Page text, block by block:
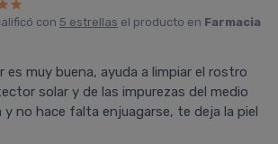
con 5 estrellas el producto en Farmacia
es muy buena, ayuda a limpiar el rostro
solar y de las impurezas del medio
no hace falta enjuagarse, te deja la piel